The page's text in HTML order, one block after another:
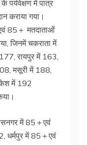
पर्यवेक्षण में पात्र
कराया गया।
85＋ मतदाताओं
जिनमें चकराता में
रायपुर में 163,
मसूरी में 188,
में 192
में 85＋एवं
धर्मपुर में 85＋एवं